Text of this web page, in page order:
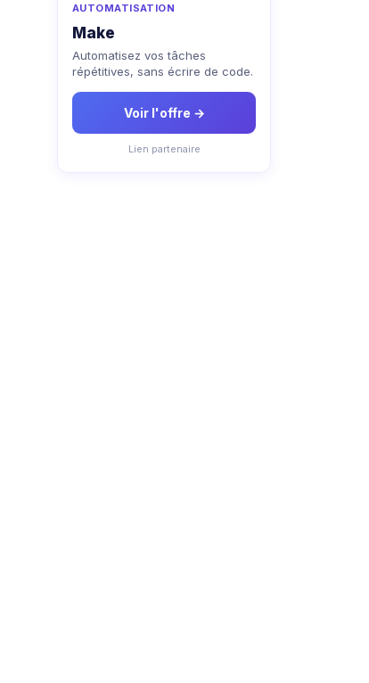
AUTOMATISATION
Make
Automatisez vos tâches
répétitives, sans écrire de code.
Voir l'offre →
Lien partenaire